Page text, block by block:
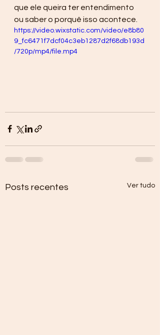
que ele queira ter entendimento
ou saber o porquê isso acontece.
https://video.wixstatic.com/video/e8b80
9_fc6471f7dcf04c3eb1287d2f68db193d
/720p/mp4/file.mp4
Posts recentes Ver tudo